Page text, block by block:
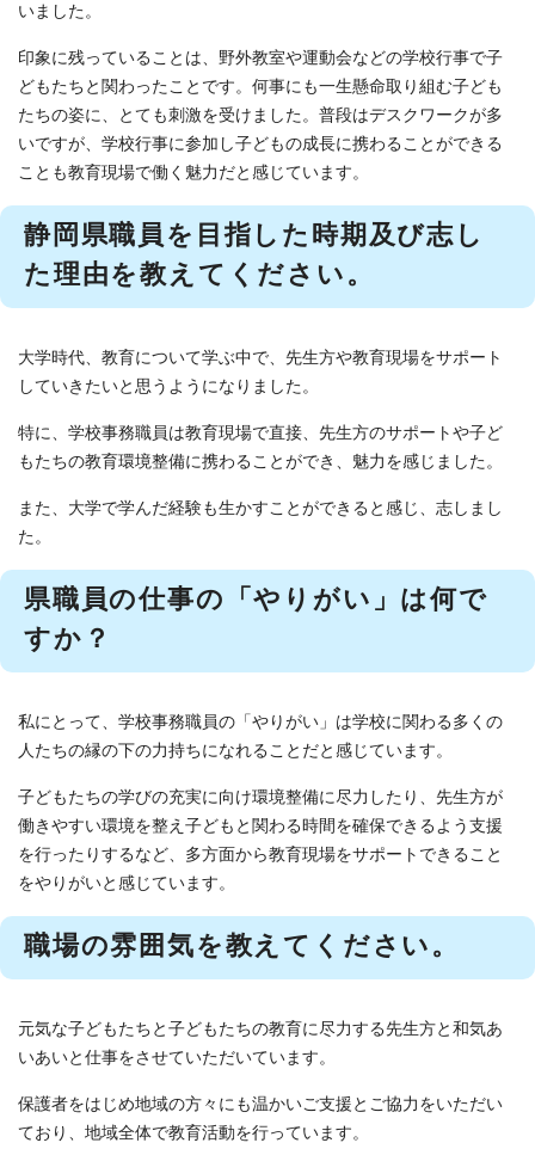
いました。
印象に残っていることは、野外教室や運動会などの学校行事で子
どもたちと関わったことです。何事にも一生懸命取り組む子ども
たちの姿に、とても刺激を受けました。普段はデスクワークが多
いですが、学校行事に参加し子どもの成長に携わることができる
ことも教育現場で働く魅力だと感じています。
静岡県職員を目指した時期及び志し
た理由を教えてください。
大学時代、教育について学ぶ中で、先生方や教育現場をサポート
していきたいと思うようになりました。
特に、学校事務職員は教育現場で直接、先生方のサポートや子ど
もたちの教育環境整備に携わることができ、魅力を感じました。
また、大学で学んだ経験も生かすことができると感じ、志しまし
た。
県職員の仕事の「やりがい」は何で
すか？
私にとって、学校事務職員の「やりがい」は学校に関わる多くの
人たちの縁の下の力持ちになれることだと感じています。
子どもたちの学びの充実に向け環境整備に尽力したり、先生方が
働きやすい環境を整え子どもと関わる時間を確保できるよう支援
を行ったりするなど、多方面から教育現場をサポートできること
をやりがいと感じています。
職場の雰囲気を教えてください。
元気な子どもたちと子どもたちの教育に尽力する先生方と和気あ
いあいと仕事をさせていただいています。
保護者をはじめ地域の方々にも温かいご支援とご協力をいただい
ており、地域全体で教育活動を行っています。